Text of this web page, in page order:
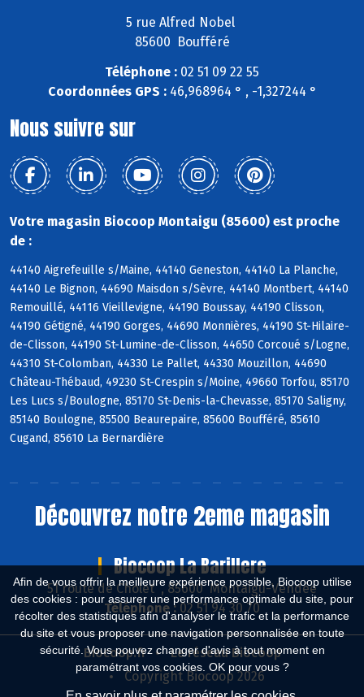
Afin de vous offrir la meilleure expérience possible, Biocoop utilise
des cookies : pour assurer une performance optimale du site, pour
récolter des statistiques afin d'analyser le trafic et la performance
du site et vous proposer une navigation personnalisée en toute
sécurité. Vous pouvez changer d'avis à tout moment en
paramétrant vos cookies. OK pour vous ?
5 rue Alfred Nobel
85600 Boufféré
Téléphone : 02 51 09 22 55
Coordonnées GPS :46,968964 ° , -1,327244 °
Nous suivre sur
Votre magasin Biocoop Montaigu (85600) est proche
de :
44140 Aigrefeuille s/Maine, 44140 Geneston, 44140 La Planche,
44140 Le Bignon, 44690 Maisdon s/Sèvre, 44140 Montbert, 44140
Remouillé, 44116 Vieillevigne, 44190 Boussay, 44190 Clisson,
44190 Gétigné, 44190 Gorges, 44690 Monnières, 44190 St-Hilaire-
de-Clisson, 44190 St-Lumine-de-Clisson, 44650 Corcoué s/Logne,
44310 St-Colomban, 44330 Le Pallet, 44330 Mouzillon, 44690
Château-Thébaud, 49230 St-Crespin s/Moine, 49660 Torfou, 85170
Les Lucs s/Boulogne, 85170 St-Denis-la-Chevasse, 85170 Saligny,
85140 Boulogne, 85500 Beaurepaire, 85600 Boufféré, 85610
Cugand, 85610 La Bernardière
Découvrez notre 2eme magasin
Biocoop La Barillere
51 route de Cholet , 85600 Montaigu-Vendée
Téléphone : 02 51 94 30 70
Biocoop.fr
Le réseau Biocoop
Copyright Biocoop 2026